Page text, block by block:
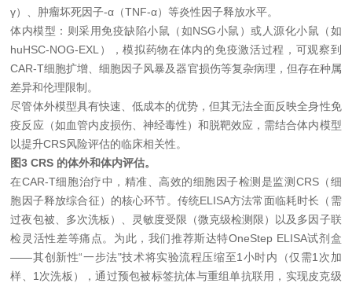
γ）、肿瘤坏死因子-α（TNF-α）等炎性因子释放水平。
体内模型：则采用免疫缺陷小鼠（如NSG小鼠）或人源化小鼠（如
huHSC-NOG-EXL），模拟药物在体内的免疫激活过程，可观察到
CAR-T细胞扩增、细胞因子风暴及器官损伤等复杂病理，但存在种属
差异和伦理限制。
尽管体外模型具有快速、低成本的优势，但其无法全面反映全身性免
疫反应（如血管内皮损伤、神经毒性）和脱靶效应，需结合体内模型
以提升CRS风险评估的临床相关性。
图3 CRS 的体外和体内评估。
在CAR-T细胞治疗中，精准、高效的细胞因子检测是监测CRS（细
胞因子释放综合征）的核心环节。传统ELISA方法常面临耗时长（需
过夜包被、多次洗板）、灵敏度受限（微克级检测限）以及多因子联
检灵活性差等痛点。为此，我们推荐斯达特OneStep ELISA试剂盒
——其创新性“一步法"技术将实验流程压缩至1小时内（仅需1次加
样、1次洗板），通过预包被标签抗体与重组单抗联用，实现皮克级